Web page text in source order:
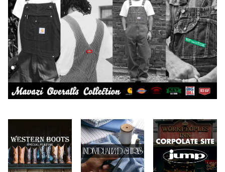
DARN TOUGH VERMONT
Dickies
DULUTH PACK
Easymoc
FERNAND LEATHER